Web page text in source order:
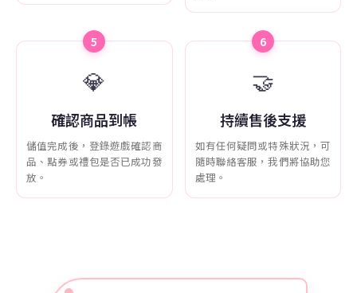
5
💎
確認商品到帳
儲值完成後，登錄遊戲確認商
品、點券或禮包是否已成功發
放。
6
🤝
持續售後支援
如有任何疑問或特殊狀況，可
隨時聯絡客服，我們將協助您
處理。